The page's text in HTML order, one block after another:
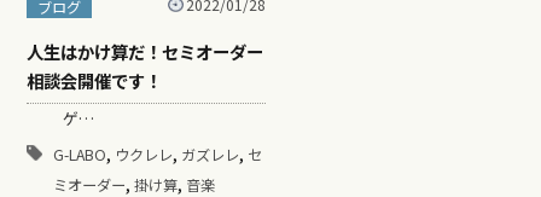
ブログ 2022/01/28
人生はかけ算だ！セミオーダー
相談会開催です！
ゲ…
G-LABO, ウクレレ, ガズレレ, セ
ミオーダー, 掛け算, 音楽